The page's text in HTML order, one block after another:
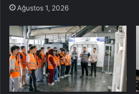
Ağustos 1, 2026